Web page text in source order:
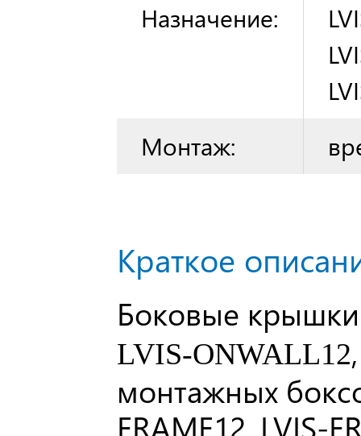
Назначение:
Монтаж:
Краткое
Боковые
LVIS-ONWALL12
монтажных
FRAMЕ12, LVIS-